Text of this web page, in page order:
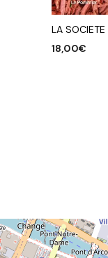
LA SOCIETE
18,00€